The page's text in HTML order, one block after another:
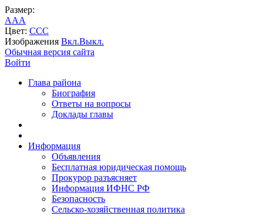
Размер:
AAA
Цвет: CCC
Изображения Вкл.Выкл.
Обычная версия сайта
Войти
Глава района
Биография
Ответы на вопросы
Доклады главы
Информация
Объявления
Бесплатная юридическая помощь
Прокурор разъясняет
Информация ИФНС РФ
Безопасность
Сельско-хозяйственная политика